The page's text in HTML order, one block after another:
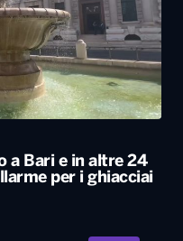
a Bari e in altre 24
per i ghiacciai